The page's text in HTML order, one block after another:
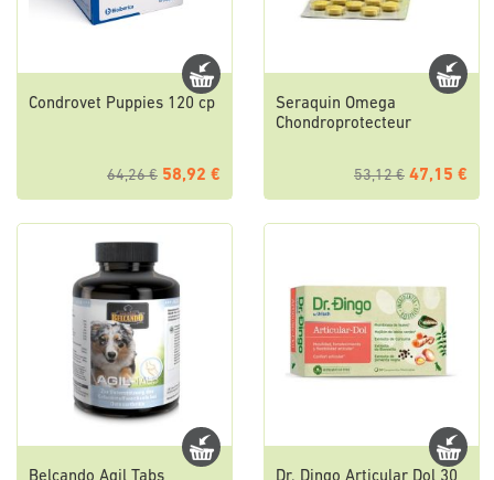
Condrovet Puppies 120 cp
64,26 € 58,92 €
Seraquin Omega
Chondroprotecteur
53,12 € 47,15 €